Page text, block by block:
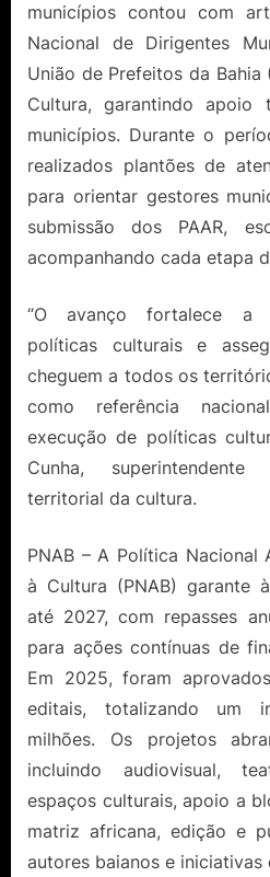
municípios contou com
Nacional de Dirigentes
União de Prefeitos da
Cultura, garantindo apoio
municípios. Durante o
realizados plantões de
para orientar gestores
submissão dos PAAR,
acompanhando cada etapa
“O avanço fortalece a
políticas culturais e
cheguem a todos os
como referência
execução de políticas
Cunha, superintendente
territorial da cultura.
PNAB – A Política Nacional
à Cultura (PNAB) garante
até 2027, com repasses
para ações contínuas de
Em 2025, foram
editais, totalizando um
milhões. Os projetos
incluindo audiovisual,
espaços culturais, apoio a
matriz africana, edição e
autores baianos e